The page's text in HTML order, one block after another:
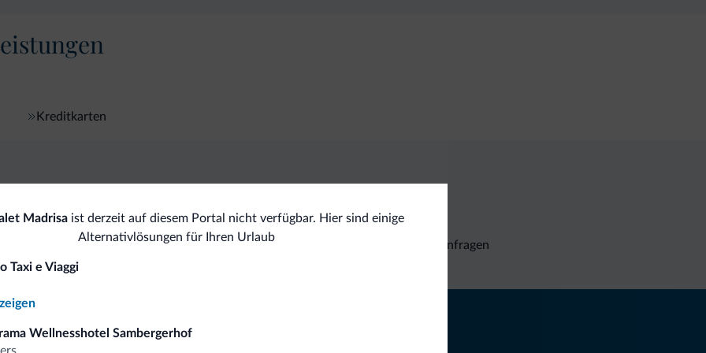
Kreditkarten
Madrisa ist derzeit auf diesem Portal nicht verfügbar. Hier sind einige
Alternativlösungen für Ihren Urlaub
Taxi e Viaggi
Wellnesshotel Sambergerhof
Vorteilhafte Preise Unverbindliche Anfragen